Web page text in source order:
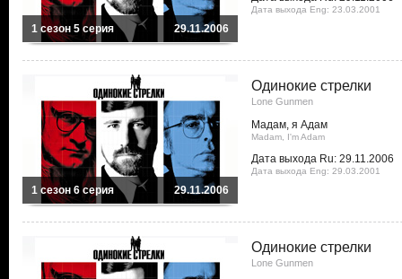
1 сезон 5 серия 29.11.2006
Дата выхода Eng: 23.03.2001
1 сезон 6 серия 29.11.2006
Одинокие стрелки
Lone Gunmen
Мадам, я Адам
Madam, I'm Adam
Дата выхода Ru: 29.11.2006
Дата выхода Eng: 29.03.2001
Одинокие стрелки
Lone Gunmen